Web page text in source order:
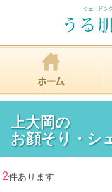
上大岡の
お顔そり・シ
2件あります